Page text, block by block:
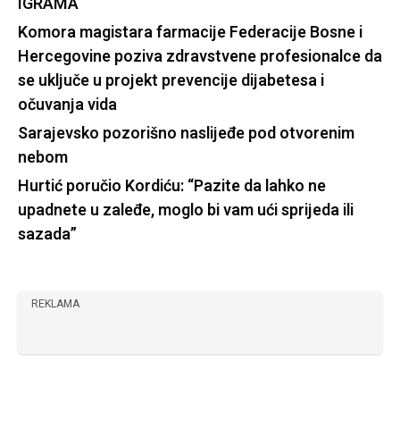
Komora magistara farmacije Federacije Bosne i
Hercegovine poziva zdravstvene profesionalce da
se uključe u projekt prevencije dijabetesa i
očuvanja vida
Sarajevsko pozorišno naslijeđe pod otvorenim
nebom
Hurtić poručio Kordiću: “Pazite da lahko ne
upadnete u zaleđe, moglo bi vam ući sprijeda ili
sazada”
REKLAMA